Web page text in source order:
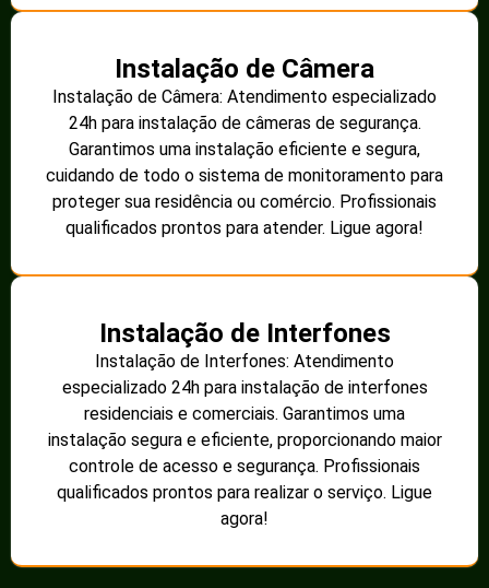
Instalação de Câmera
Instalação de Câmera: Atendimento especializado
24h para instalação de câmeras de segurança.
Garantimos uma instalação eficiente e segura,
cuidando de todo o sistema de monitoramento para
proteger sua residência ou comércio. Profissionais
qualificados prontos para atender. Ligue agora!
Instalação de Interfones
Instalação de Interfones: Atendimento
especializado 24h para instalação de interfones
residenciais e comerciais. Garantimos uma
instalação segura e eficiente, proporcionando maior
controle de acesso e segurança. Profissionais
qualificados prontos para realizar o serviço. Ligue
agora!